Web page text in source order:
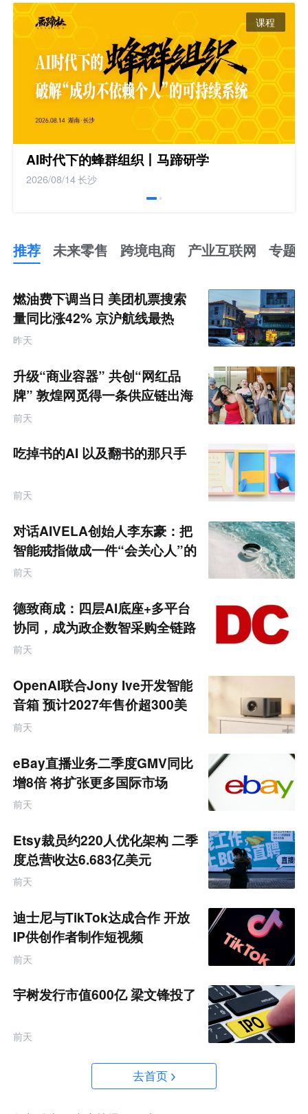
课程
AI时代下的蜂群组织丨马蹄研学
2026/08/14长沙
推荐 未来零售 跨境电商 产业互联网 专题
未
来
零
售
跨
境
商
产
业
互
联
网
题
燃油费下调当日 美团机票搜索
量同比涨42% 京沪航线最热
昨天
升级“商业容器” 共创“网红品
牌” 敦煌网觅得一条供应链出海
的新路径
前天
吃掉书的AI 以及翻书的那只手
前天
对话AIVELA创始人李东豪：把
智能戒指做成一件“会关心人”的
饰品
前天
德致商成：四层AI底座+多平台
协同，成为政企数智采购全链路
服务商
前天
OpenAI联合Jony Ive开发智能
音箱 预计2027年售价超300美
元
前天
eBay直播业务二季度GMV同比
增8倍 将扩张更多国际市场
前天
Etsy裁员约220人优化架构 二季
度总营收达6.683亿美元
前天
迪士尼与TikTok达成合作 开放
IP供创作者制作短视频
前天
宇树发行市值600亿 梁文锋投了
前天
去首页